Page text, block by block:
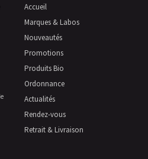
Accueil
Marques & Labos
Nouveautés
Promotions
Produits Bio
Ordonnance
Actualités
Rendez-vous
Retrait & Livraison